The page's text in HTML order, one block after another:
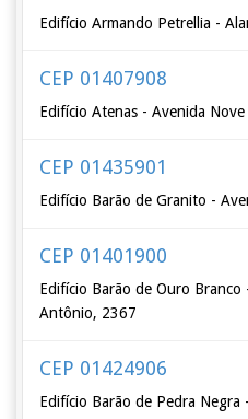
Edifício Armando Petrellia -
CEP 01407908
Edifício Atenas - Avenida
CEP 01435901
Edifício Barão de Granito -
CEP 01401900
Edifício Barão de Ouro
Antônio, 2367
CEP 01424906
Edifício Barão de Pedra Negra